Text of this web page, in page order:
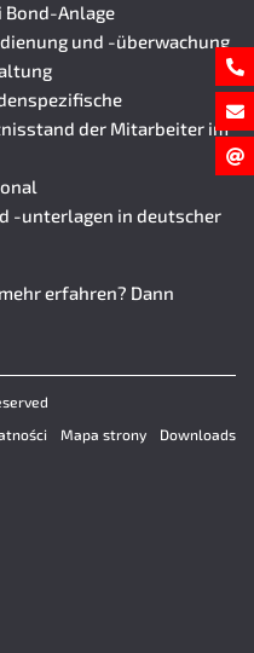
Anlage
und -überwachung
der Mitarbeiter im
-unterlagen in deutscher
erfahren? Dann
Mapa strony
Downloads